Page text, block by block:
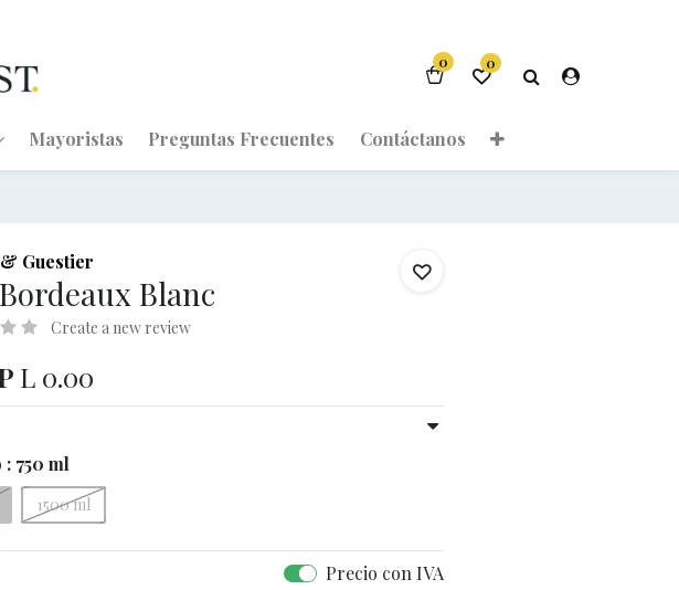
0 0
Mayoristas Preguntas Frecuentes Contáctanos
Guestier
Blanc
Create a new review
L 0.00
: 750 ml
1500 ml
Precio con IVA